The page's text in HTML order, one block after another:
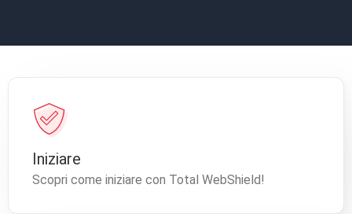
Iniziare
Scopri come iniziare con Total WebShield!